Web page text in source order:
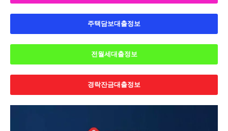
주택담보대출정보
전월세대출정보
경락잔금대출정보